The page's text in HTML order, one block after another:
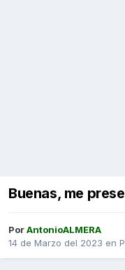
Buenas, me
PorAntonioALMERA
14 de Marzo del 2023 en